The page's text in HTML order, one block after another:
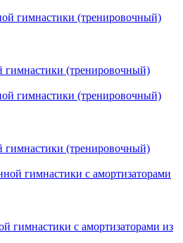
гимнастики (тренировочный)
гимнастики (тренировочный)
гимнастики с амортизаторами из